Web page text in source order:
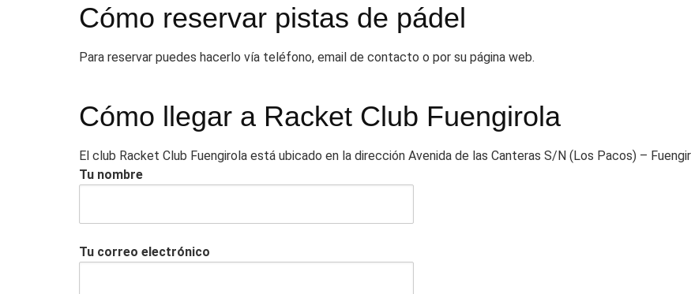
Cómo reservar pistas de pádel
Para reservar puedes hacerlo vía teléfono, email de contacto o por su página web.
Cómo llegar a Racket Club Fuengirola
El club Racket Club Fuengirola está ubicado en la dirección Avenida de las Canteras S/N (Los Pacos) –
Tu nombre
Tu correo electrónico